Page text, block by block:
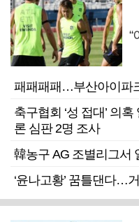
“
패패패패…부산아이파
축구협회 ‘성 접대’ 의
론 심판 2명 조사
韓농구 AG 조별리그서
‘윤나고황’ 꿈틀댄다…